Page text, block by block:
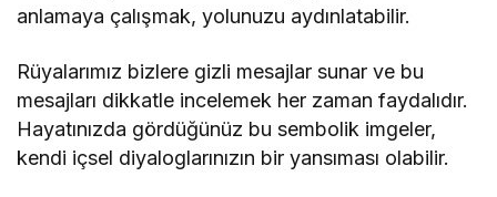
anlamaya çalışmak, yolunuzu aydınlatabilir.
Rüyalarımız bizlere gizli mesajlar sunar ve bu
mesajları dikkatle incelemek her zaman faydalıdır.
Hayatınızda gördüğünüz bu sembolik imgeler,
kendi içsel diyaloglarınızın bir yansıması olabilir.